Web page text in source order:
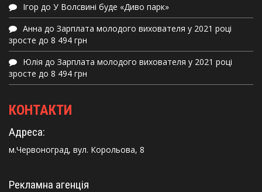
Ігор до У Волсвині буде «Диво парк»
Анна до Зарплата молодого вихователя у 2021 році
зросте до 8 494 грн
Юлія до Зарплата молодого вихователя у 2021 році
зросте до 8 494 грн
КОНТАКТИ
Адреса:
м.Червоноград, вул. Корольова, 8
Рекламна агенція